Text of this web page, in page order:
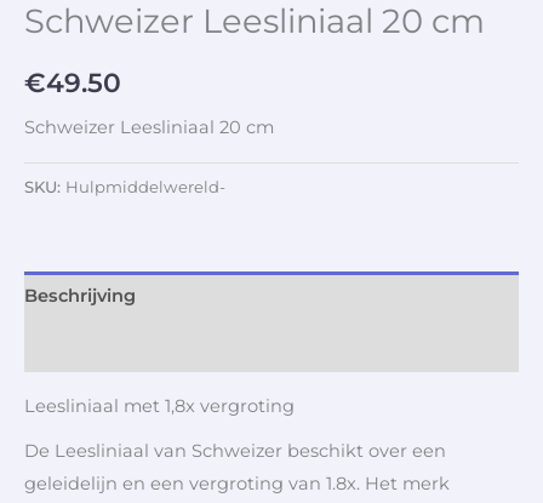
Schweizer Leesliniaal 20 cm
€49.50
Schweizer Leesliniaal 20 cm
SKU: Hulpmiddelwereld-
Beschrijving
Leesliniaal met 1,8x vergroting
De Leesliniaal van Schweizer beschikt over een
geleidelijn en een vergroting van 1.8x. Het merk